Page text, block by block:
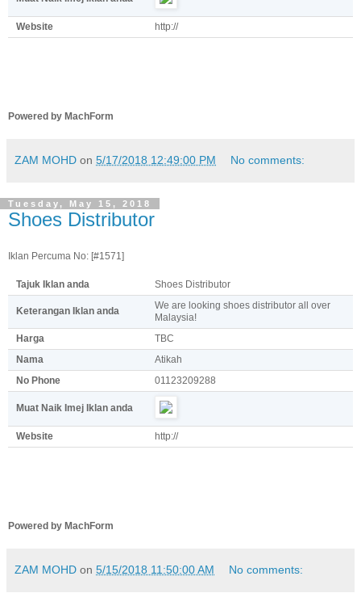
Website http://
Powered by MachForm
ZAM MOHD on 5/17/2018 12:49:00 PM No comments:
Tuesday, May 15, 2018
Shoes Distributor
Iklan Percuma No: [#1571]
Tajuk Iklan anda Shoes Distributor
Keterangan Iklan anda
We are looking shoes distributor all over
Malaysia!
Harga
TBC
Nama
Atikah
No Phone
01123209288
Muat Naik Imej Iklan anda
Website http://
Powered by MachForm
ZAM MOHD on 5/15/2018 11:50:00 AM No comments: